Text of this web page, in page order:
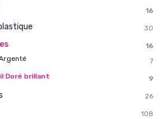
16
30
16
7
Doré brillant
9
26
108